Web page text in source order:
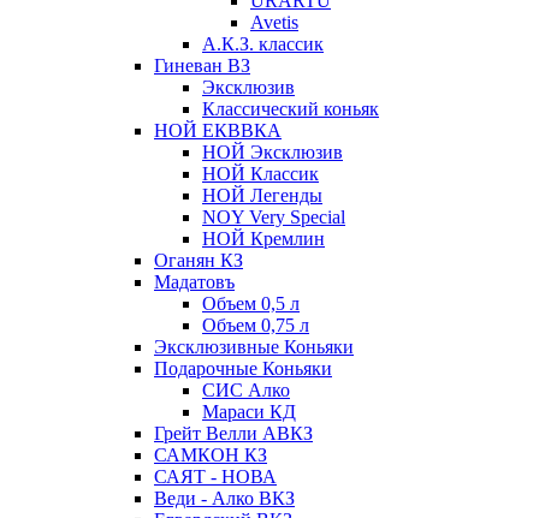
Avetis
А.К.З. классик
Гиневан ВЗ
Эксклюзив
Классический коньяк
НОЙ ЕКВВКА
НОЙ Эксклюзив
НОЙ Классик
НОЙ Легенды
NOY Very Speсial
НОЙ Кремлин
Оганян КЗ
Мадатовъ
Объем 0,5 л
Объем 0,75 л
Эксклюзивные Коньяки
Подарочные Коньяки
СИС Алко
Мараси КД
Грейт Велли АВКЗ
САМКОН КЗ
САЯТ - НОВА
Веди - Алко ВКЗ